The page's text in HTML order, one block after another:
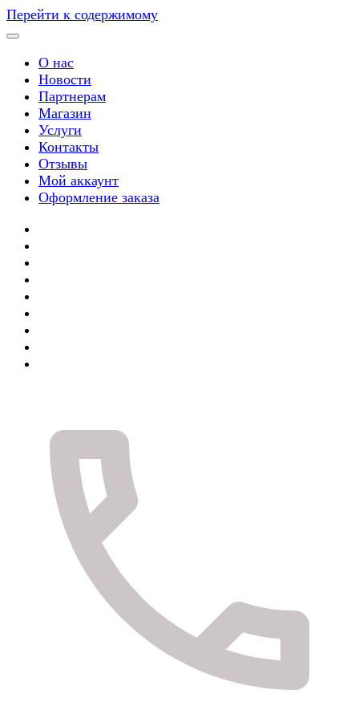
Перейти к содержимому
О нас
Новости
Партнерам
Магазин
Услуги
Контакты
Отзывы
Мой аккаунт
Оформление заказа